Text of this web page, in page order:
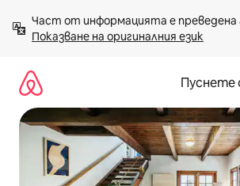
към
съдържанието
Показване на оригиналния език
Пуснете